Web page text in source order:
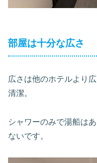
部屋は十分な広さ
広さは他のホテルより
清潔。
シャワーのみで湯船は
ないです。